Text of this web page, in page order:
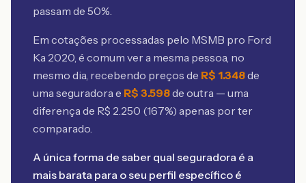
passam de 50%.
Em cotações processadas pelo MSMB pro Ford
Ka 2020, é comum ver a mesma pessoa, no
mesmo dia, recebendo preços de R$ 1.348de
uma seguradora e R$ 3.598de outra — uma
diferença de R$ 2.250 (167%) apenas por ter
comparado.
A única forma de saber qual seguradora é a
mais barata para o seu perfil específico é